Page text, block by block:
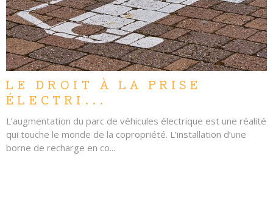
LE DROIT À LA PRISE
ÉLECTRI...
L’augmentation du parc de véhicules électrique est une réalité
qui touche le monde de la copropriété. L’installation d’une
borne de recharge en co...